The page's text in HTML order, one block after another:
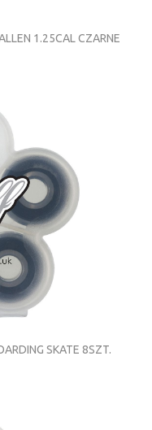
1.25CAL CZARNE
SKATE 8SZT.